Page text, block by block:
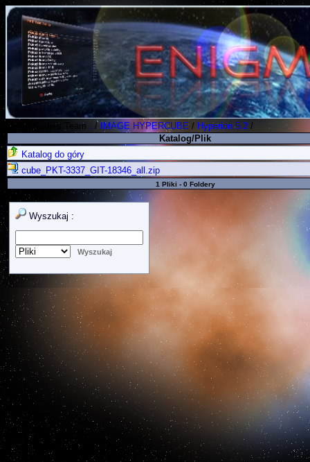
Polish Koders Team /IMAGE HYPERCUBE / Hyperion 5.2 /
Katalog/Plik
Katalog do góry
cube_PKT-3337_GIT-18346_all.zip
1 Pliki - 0 Foldery
Wyszukaj :